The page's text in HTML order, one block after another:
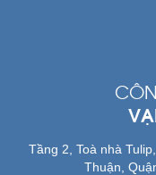
Tầng 2, Toà nhà
Thuận,